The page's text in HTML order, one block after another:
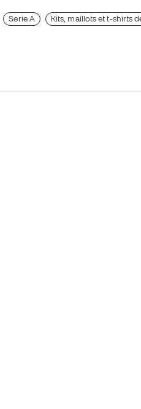
Serie A Kits, maillots et t-shirts